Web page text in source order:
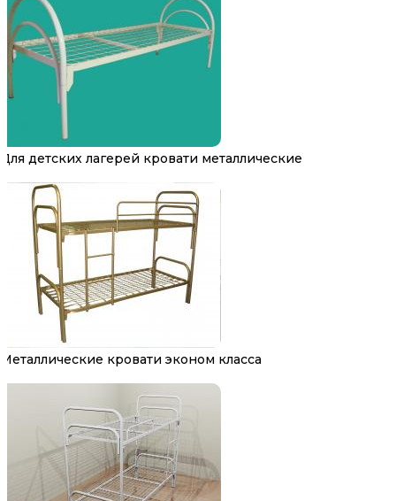
Для детских лагерей кровати металлические
Металлические кровати эконом класса